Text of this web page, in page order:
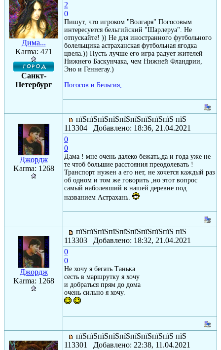
Дима...
Karma: 471
Санкт-
Петербург
2
0
Пишут, что игроком "Волгаря" Погосовым
интересуется бельгийский "Шарлеруа". Не
отпускайте! )) Не для иностранного футбольного
болельщика астраханская футбольная ягодка
цвела.)) Пусть лучше его игра радует жителей
Нижнего Баскунчака, чем Нижней Фландрии,
Эно и Геннегау.)
Погосов и Бельгия,
Джордж
Karma: 1268
пїЅпїЅпїЅпїЅпїЅпїЅпїЅпїЅпїЅ пїЅ
113304 Добавлено: 18:36, 21.04.2021
0
0
Дама ! мне очень далеко бежать,да и года уже не
те чтоб большие расстояния преодолевать !
Транспорт нужен а его нет, не хочется каждый раз
об одном и том же говорить ,но этот вопрос
самый наболевший в нашей деревне под
названием Астрахань.
Джордж
Karma: 1268
пїЅпїЅпїЅпїЅпїЅпїЅпїЅпїЅпїЅ пїЅ
113303 Добавлено: 18:32, 21.04.2021
0
0
Не хочу я бегать Танька
сесть в маршрутку я хочу
и добраться прям до дома
очень сильно я хочу.
пїЅпїЅпїЅпїЅпїЅпїЅпїЅпїЅпїЅ пїЅ
113301 Добавлено: 22:38, 11.04.2021